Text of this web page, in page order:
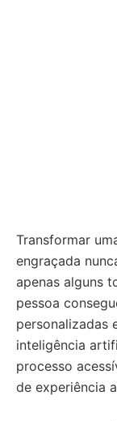
Transformar
engraçada
apenas alguns
pessoa
personalizadas
inteligência
processo
de experiência